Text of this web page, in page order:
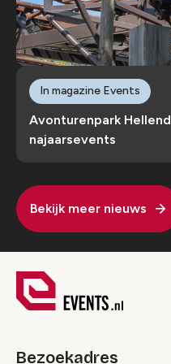
Avonturenpark
najaarsevents
In magazine Events
Bekijk meer nieuws
Bezoekadres